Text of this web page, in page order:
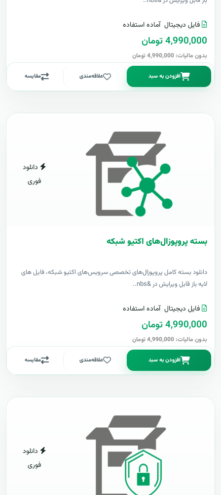
فایل دیجیتال آماده استفاده
4,990,000 تومان
بدون مالیات: 4,990,000 تومان
افزودن به سبد علاقه‌مندی مقایسه
دانلود
فوری
بسته پروپوزال‌های اکتیو شبکه
دانلود بسته کامل پروپوزال‌های تخصصی سرویس‌های اکتیو شبکه، فایل های
لایه باز قابل ویرایش در &nbs..
فایل دیجیتال آماده استفاده
4,990,000 تومان
بدون مالیات: 4,990,000 تومان
افزودن به سبد علاقه‌مندی مقایسه
دانلود
فوری